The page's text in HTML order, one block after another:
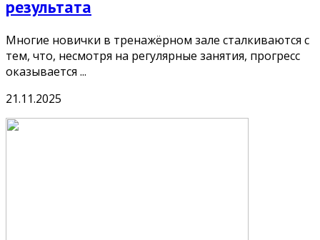
результата
Многие новички в тренажёрном зале сталкиваются с
тем, что, несмотря на регулярные занятия, прогресс
оказывается ...
21.11.2025